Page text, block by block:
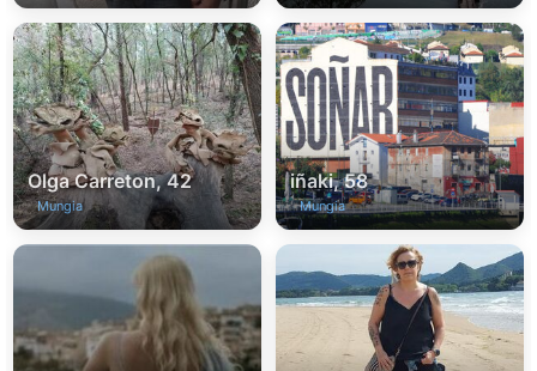
Olga Carreton, 42
Mungia
iñaki, 58
Mungia